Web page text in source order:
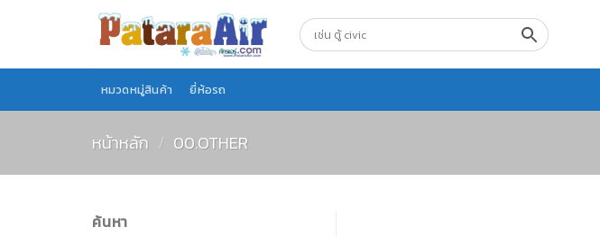
หมวดหมู่สินค้า ยี่ห้อรถ
หน้าหลัก / 00.OTHER
ค้นหา